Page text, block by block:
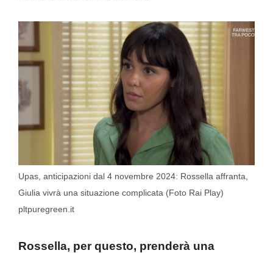
Upas, anticipazioni dal 4 novembre 2024: Rossella affranta,
Giulia vivrà una situazione complicata (Foto Rai Play)
pltpuregreen.it
Rossella, per questo, prenderà una